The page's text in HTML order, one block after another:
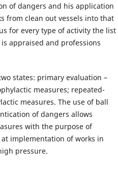
of dangers and his application
from clean out vessels into that
for every type of activity the list
appraised and professions
states: primary evaluation –
measures; repeated-
measures. The use of ball
of dangers allows
with the purpose of
implementation of works in
pressure.